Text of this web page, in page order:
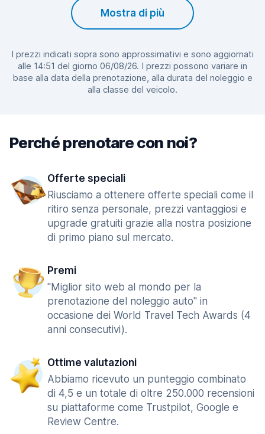
Mostra di più
I prezzi indicati sopra sono approssimativi e sono aggiornati
alle 14:51 del giorno 06/08/26. I prezzi possono variare in
base alla data della prenotazione, alla durata del noleggio e
alla classe del veicolo.
Perché prenotare con noi?
Offerte speciali
Riusciamo a ottenere offerte speciali come il
ritiro senza personale, prezzi vantaggiosi e
upgrade gratuiti grazie alla nostra posizione
di primo piano sul mercato.
Premi
"Miglior sito web al mondo per la
prenotazione del noleggio auto" in
occasione dei World Travel Tech Awards (4
anni consecutivi).
Ottime valutazioni
Abbiamo ricevuto un punteggio combinato
di 4,5 e un totale di oltre 250.000 recensioni
su piattaforme come Trustpilot, Google e
Review Centre.